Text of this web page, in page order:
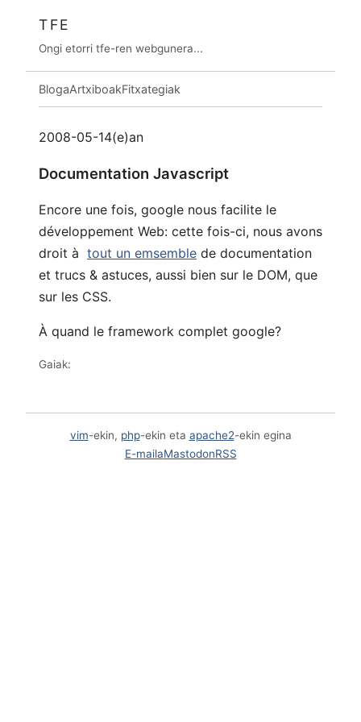
TFE
Ongi etorri tfe-ren webgunera...
BlogaArtxiboakFitxategiak
2008-05-14(e)an
Documentation Javascript
Encore une fois, google nous facilite le
développement Web: cette fois-ci, nous avons
droit à tout un emsemble de documentation
et trucs & astuces, aussi bien sur le DOM, que
sur les CSS.
À quand le framework complet google?
Gaiak:
vim-ekin, php-ekin eta apache2-ekin egina
E-mailaMastodonRSS